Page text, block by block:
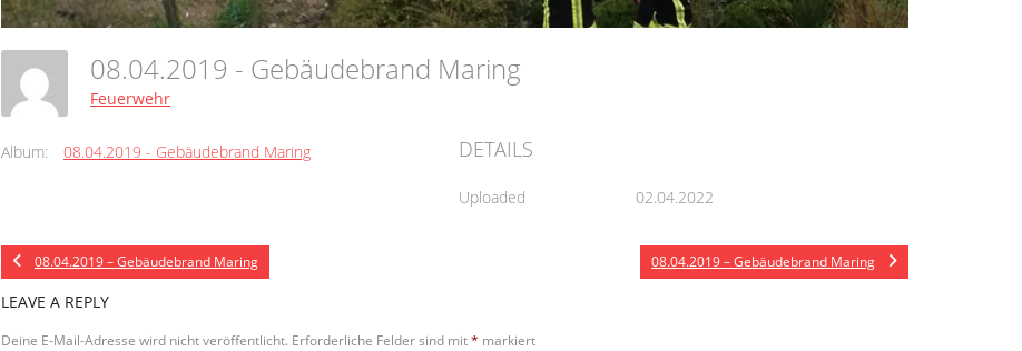
08.04.2019 - Gebäudebrand Maring
Feuerwehr
Album: 08.04.2019 - Gebäudebrand Maring DETAILS
Uploaded 02.04.2022
08.04.2019 – Gebäudebrand Maring 08.04.2019 – Gebäudebrand Maring
LEAVE A REPLY
Deine E-Mail-Adresse wird nicht veröffentlicht. Erforderliche Felder sind mit* markiert